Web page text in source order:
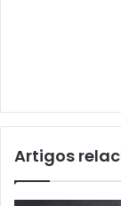
Artigos